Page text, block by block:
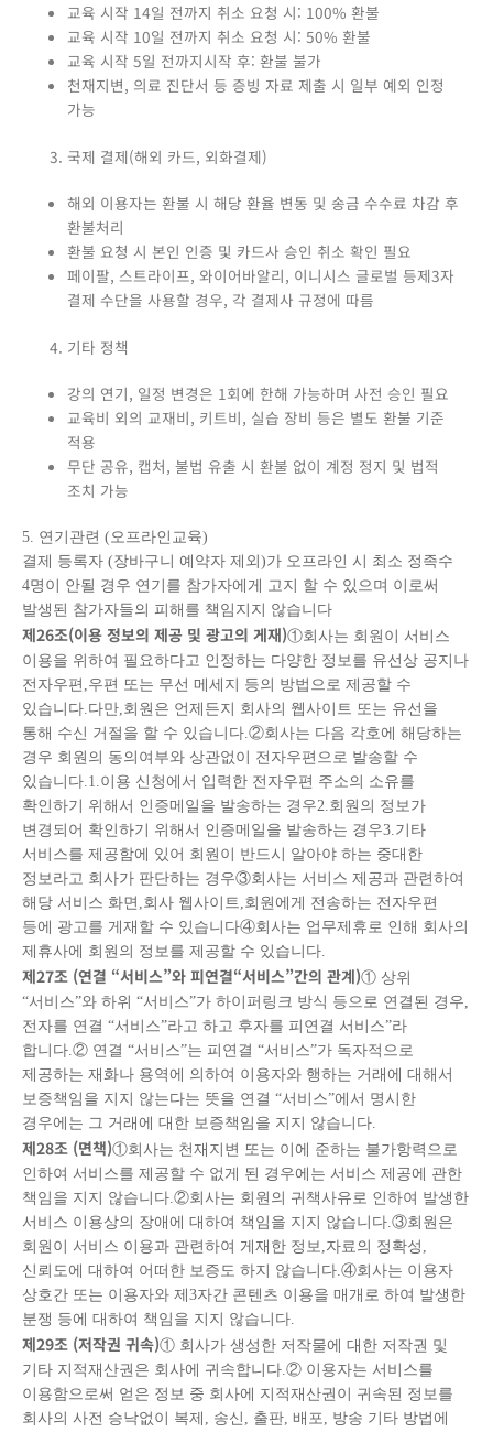
교육 시작 14일 전까지 취소 요청 시: 100% 환불
교육 시작 10일 전까지 취소 요청 시: 50% 환불
교육 시작 5일 전까지시작 후: 환불 불가
천재지변, 의료 진단서 등 증빙 자료 제출 시 일부 예외 인정
가능
국제 결제(해외 카드, 외화결제)
해외 이용자는 환불 시 해당 환율 변동 및 송금 수수료 차감 후
환불처리
환불 요청 시 본인 인증 및 카드사 승인 취소 확인 필요
페이팔, 스트라이프, 와이어바알리, 이니시스 글로벌 등제3자
결제 수단을 사용할 경우, 각 결제사 규정에 따름
기타 정책
강의 연기, 일정 변경은 1회에 한해 가능하며 사전 승인 필요
교육비 외의 교재비, 키트비, 실습 장비 등은 별도 환불 기준
적용
무단 공유, 캡처, 불법 유출 시 환불 없이 계정 정지 및 법적
조치 가능
5. 연기관련 (오프라인교육)
결제 등록자 (장바구니 예약자 제외)가 오프라인 시 최소 정족수
4명이 안될 경우 연기를 참가자에게 고지 할 수 있으며 이로써
발생된 참가자들의 피해를 책임지지 않습니다
제26조(이용 정보의 제공 및 광고의 게재)①회사는 회원이 서비스
이용을 위하여 필요하다고 인정하는 다양한 정보를 유선상 공지나
전자우편,우편 또는 무선 메세지 등의 방법으로 제공할 수
있습니다.다만,회원은 언제든지 회사의 웹사이트 또는 유선을
통해 수신 거절을 할 수 있습니다.②회사는 다음 각호에 해당하는
경우 회원의 동의여부와 상관없이 전자우편으로 발송할 수
있습니다.1.이용 신청에서 입력한 전자우편 주소의 소유를
확인하기 위해서 인증메일을 발송하는 경우2.회원의 정보가
변경되어 확인하기 위해서 인증메일을 발송하는 경우3.기타
서비스를 제공함에 있어 회원이 반드시 알아야 하는 중대한
정보라고 회사가 판단하는 경우③회사는 서비스 제공과 관련하여
해당 서비스 화면,회사 웹사이트,회원에게 전송하는 전자우편
등에 광고를 게재할 수 있습니다④회사는 업무제휴로 인해 회사의
제휴사에 회원의 정보를 제공할 수 있습니다.
제27조 (연결 “서비스”와 피연결“서비스”간의 관계)① 상위
“서비스”와 하위 “서비스”가 하이퍼링크 방식 등으로 연결된 경우,
전자를 연결 “서비스”라고 하고 후자를 피연결 서비스”라
합니다.② 연결 “서비스”는 피연결 “서비스”가 독자적으로
제공하는 재화나 용역에 의하여 이용자와 행하는 거래에 대해서
보증책임을 지지 않는다는 뜻을 연결 “서비스”에서 명시한
경우에는 그 거래에 대한 보증책임을 지지 않습니다.
제28조 (면책)①회사는 천재지변 또는 이에 준하는 불가항력으로
인하여 서비스를 제공할 수 없게 된 경우에는 서비스 제공에 관한
책임을 지지 않습니다.②회사는 회원의 귀책사유로 인하여 발생한
서비스 이용상의 장애에 대하여 책임을 지지 않습니다.③회원은
회원이 서비스 이용과 관련하여 게재한 정보,자료의 정확성,
신뢰도에 대하여 어떠한 보증도 하지 않습니다.④회사는 이용자
상호간 또는 이용자와 제3자간 콘텐츠 이용을 매개로 하여 발생한
분쟁 등에 대하여 책임을 지지 않습니다.
제29조 (저작권 귀속)① 회사가 생성한 저작물에 대한 저작권 및
기타 지적재산권은 회사에 귀속합니다.② 이용자는 서비스를
이용함으로써 얻은 정보 중 회사에 지적재산권이 귀속된 정보를
회사의 사전 승낙없이 복제, 송신, 출판, 배포, 방송 기타 방법에